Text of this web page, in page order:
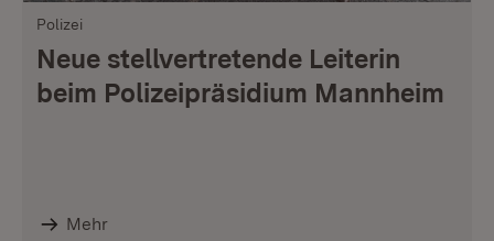
Polizei
Neue stellvertretende Leiterin
beim Polizeipräsidium Mannheim
Mehr